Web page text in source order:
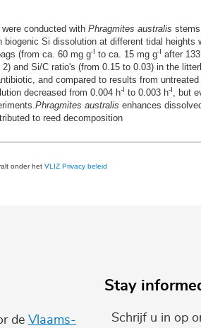
conducted with Phragmites australis
Si dissolution at different tidal
(from ca. 60 mg g-I to ca. 15 mg g-I
after
and Si/C ratio's (from 0.15 to 0.03) in the
and compared to results from
decreased from 0.004 h-I to 0.003 h-I , but
Phragmites australis enhances
to reed decomposition
onder het VLIZ Privacy beleid
de Vlaams-
Stay
Schrijf u in op